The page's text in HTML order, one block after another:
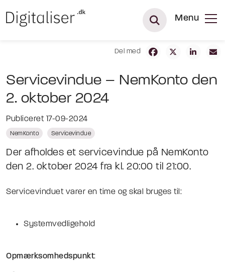
Menu
Del med
Servicevindue – NemKonto den
2. oktober 2024
Publiceret 17-09-2024
NemKonto Servicevindue
Der afholdes et servicevindue på NemKonto
den 2. oktober 2024 fra kl. 20:00 til 21:00.
Servicevinduet varer en time og skal bruges til:
Systemvedligehold
Opmærksomhedspunkt: